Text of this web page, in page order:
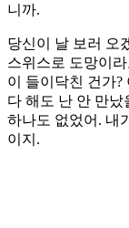
니까.
당신이 날 보러 오
스위스로 도망이
이 들이닥친 건가
다 해도 난 안 만났
하나도 없었어. 내
이지.